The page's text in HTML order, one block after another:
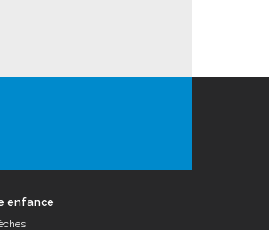
enfance